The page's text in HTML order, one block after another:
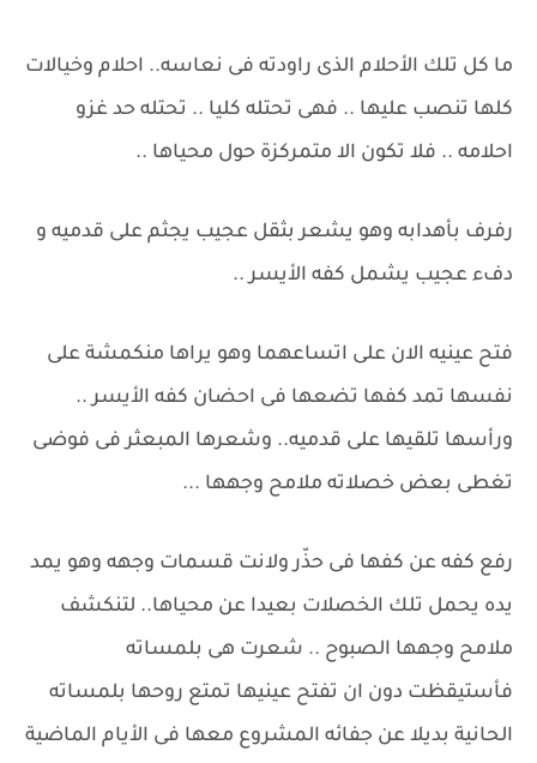
ما كل تلك الأحلام الذى راودته فى نعاسه.. احلام وخيالات
كلها تنصب عليها .. فهى تحتله كليا .. تحتله حد غزو
احلامه .. فلا تكون الا متمركزة حول محياها ..
رفرف بأهدابه وهو يشعر بثقل عجيب يجثم على قدميه و
دفء عجيب يشمل كفه الأيسر ..
فتح عينيه الان على اتساعهما وهو يراها منكمشة على
نفسها تمد كفها تضعها فى احضان كفه الأيسر ..
ورأسها تلقيها على قدميه.. وشعرها المبعثر فى فوضى
تغطى بعض خصلاته ملامح وجهها ...
رفع كفه عن كفها فى حذّر ولانت قسمات وجهه وهو يمد
يده يحمل تلك الخصلات بعيدا عن محياها.. لتنكشف
ملامح وجهها الصبوح .. شعرت هى بلمساته
فأستيقظت دون ان تفتح عينيها تمتع روحها بلمساته
الحانية بديلا عن جفائه المشروع معها فى الأيام الماضية